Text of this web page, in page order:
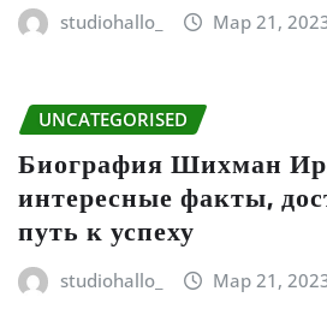
studiohallo_ Мар 21,
UNCATEGORISED
Биография Шихман
интересные факты,
путь к успеху
studiohallo_ Мар 21,